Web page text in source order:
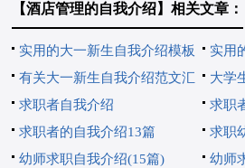
【酒店管理的自我介绍】相关文章：
实用的大一新生自我介绍模板
汇编五篇
实用
汇总
有关大一新生自我介绍范文汇
总5篇
大学
求职者自我介绍
求职
求职者的自我介绍13篇
求职
幼师求职自我介绍(15篇)
幼师